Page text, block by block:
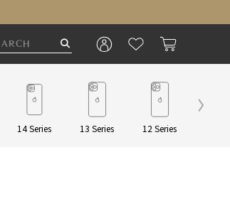
14 Series 13 Series 12 Series